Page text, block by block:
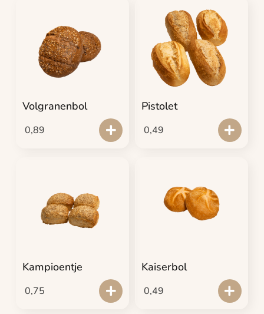
Volgranenbol
0,89
Pistolet
0,49
Kampioentje
0,75
Kaiserbol
0,49